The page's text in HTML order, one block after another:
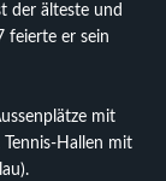
der älteste und
feierte er sein
mit
Hallen mit